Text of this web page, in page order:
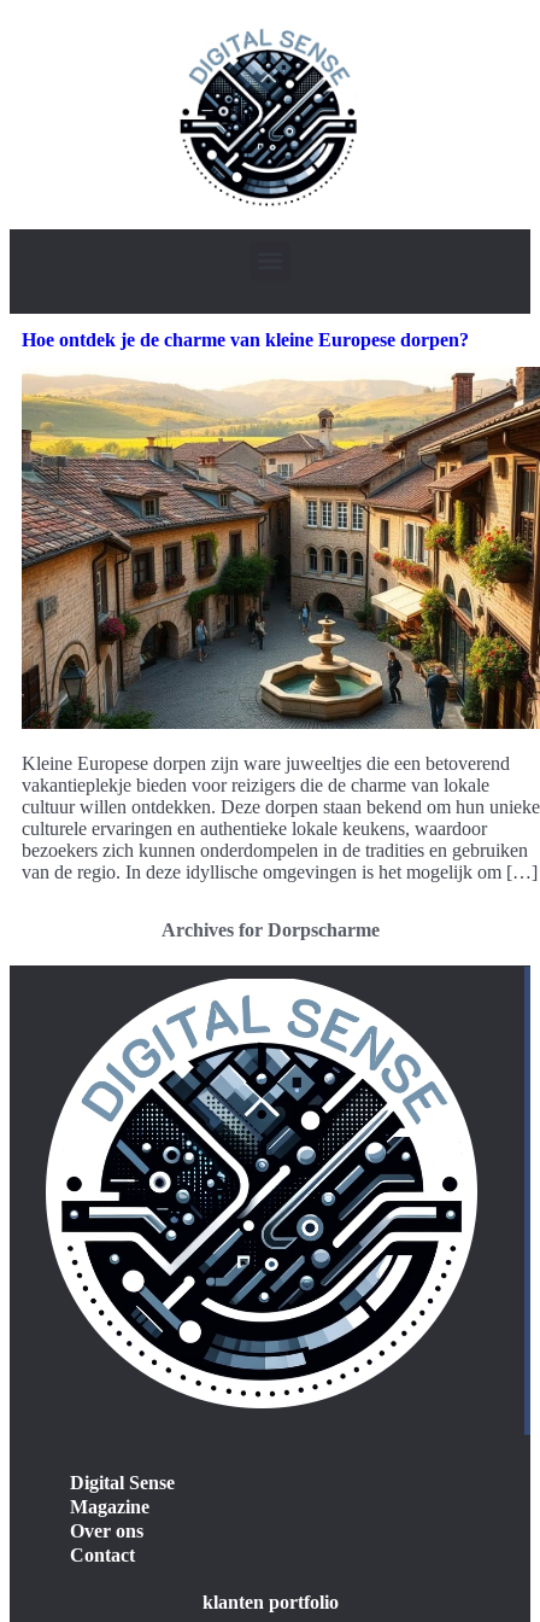
Hoe ontdek je de charme van kleine Europese dorpen?
Kleine Europese dorpen zijn ware juweeltjes die een betoverend
vakantieplekje bieden voor reizigers die de charme van lokale
cultuur willen ontdekken. Deze dorpen staan bekend om hun unieke
culturele ervaringen en authentieke lokale keukens, waardoor
bezoekers zich kunnen onderdompelen in de tradities en gebruiken
van de regio. In deze idyllische omgevingen is het mogelijk om […]
Archives for Dorpscharme
Digital Sense
Magazine
Over ons
Contact
klanten portfolio